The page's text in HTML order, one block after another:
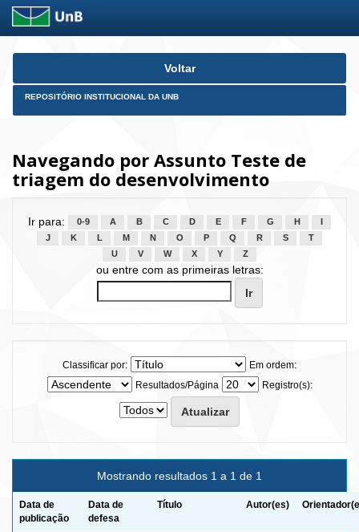
Skip
Voltar
REPOSITÓRIO INSTITUCIONAL DA UNB
Navegando por Assunto Teste de
triagem do desenvolvimento
Ir para: 0-9 A B C D E F G H
J
K L M N O P Q R S
T
U
V W X Y Z
ou entre com as primeiras letras:
Classificar por:
Em ordem:
Resultados/Página
Registro(s):
Mostrando resultados 1 a 1 de 1
Data de
publicação
Data de
defesa
Título Autor(es)